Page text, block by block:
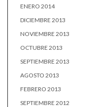
ENERO 2014
DICIEMBRE 2013
NOVIEMBRE 2013
OCTUBRE 2013
SEPTIEMBRE 2013
AGOSTO 2013
FEBRERO 2013
SEPTIEMBRE 2012